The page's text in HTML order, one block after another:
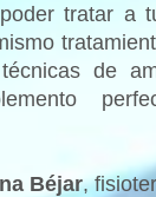
tratar a
de
Béjar,